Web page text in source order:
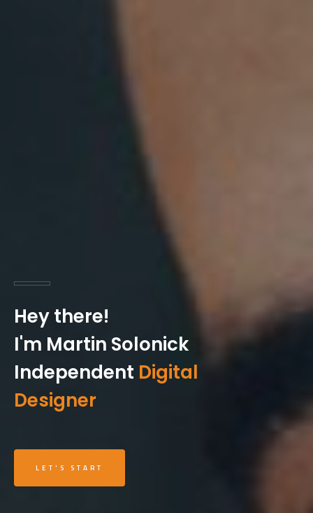
Hey there!
I'm Martin Solonick
Independent Digital
Designer
LET'S START